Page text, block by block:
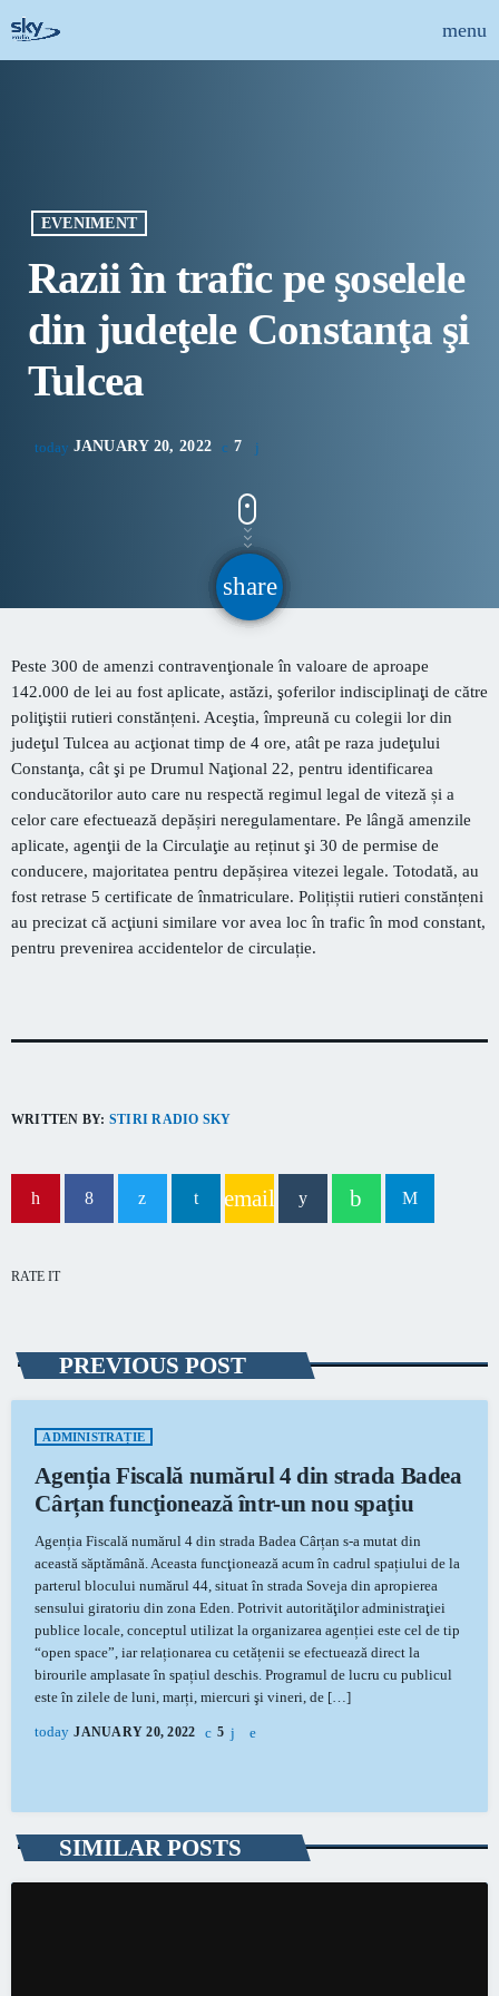
menu
close
ECHIPA
INFORMATII UTILE
PRIMER, solicită Guvernului României ca producătorii
de medicamente să fie incluși pe lista consumatorilor
strategici
Sunetul viitorului rescrie istoria muzicii în stil ART
NOUVEAU
Destinația Mamaia-Constanța devine capitala vizuală a
litoralului
Inaugurarea Centrului de îngrijire a persoanelor cu
afecțiuni Alzheimer – UAMS Agigea
EVENIMENT
Razii în trafic pe şoselele
din judeţele Constanţa şi
Tulcea
today JANUARY 20, 2022 7
share
email
Peste 300 de amenzi contravenţionale în valoare de aproape
142.000 de lei au fost aplicate, astăzi, şoferilor indisciplinaţi de către
poliţiştii rutieri constănțeni. Aceştia, împreună cu colegii lor din
judeţul Tulcea au acţionat timp de 4 ore, atât pe raza judeţului
Constanţa, cât şi pe Drumul Naţional 22, pentru identificarea
conducătorilor auto care nu respectă regimul legal de viteză și a
celor care efectuează depășiri neregulamentare. Pe lângă amenzile
aplicate, agenţii de la Circulaţie au reținut şi 30 de permise de
conducere, majoritatea pentru depășirea vitezei legale. Totodată, au
fost retrase 5 certificate de înmatriculare. Polițiștii rutieri constănțeni
au precizat că acţiuni similare vor avea loc în trafic în mod constant,
pentru prevenirea accidentelor de circulație.
WRITTEN BY: STIRI RADIO SKY
email
RATE IT
PREVIOUS POST
ADMINISTRAȚIE
Agenția Fiscală numărul 4 din strada Badea
Cârțan funcţionează într-un nou spaţiu
Agenția Fiscală numărul 4 din strada Badea Cârțan s-a mutat din
această săptămână. Aceasta funcţionează acum în cadrul spațiului de la
parterul blocului numărul 44, situat în strada Soveja din apropierea
sensului giratoriu din zona Eden. Potrivit autorităţilor administraţiei
publice locale, conceptul utilizat la organizarea agenției este cel de tip
“open space”, iar relaționarea cu cetățenii se efectuează direct la
birourile amplasate în spațiul deschis. Programul de lucru cu publicul
este în zilele de luni, marți, miercuri şi vineri, de […]
today JANUARY 20, 2022 5
SIMILAR POSTS